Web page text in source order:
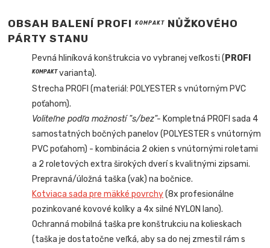
OBSAH BALENÍ PROFIKOMPAKT NŮŽKOVÉHO
PÁRTY STANU
Pevná hliníková konštrukcia vo vybranej veľkosti ( PROFI
KOMPAKTvarianta).
Strecha PROFI (materiál: POLYESTER s vnútorným PVC
poťahom).
Voliteľne podľa možností "s/bez"- Kompletná PROFI sada 4
samostatných bočných panelov (POLYESTER s vnútorným
PVC poťahom) - kombinácia 2 okien s vnútornými roletami
a 2 roletových extra širokých dverí s kvalitnými zipsami.
Prepravná/úložná taška (vak) na bočnice.
Kotviaca sada pre mäkké povrchy(8x profesionálne
pozinkované kovové kolíky a 4x silné NYLON lano).
Ochranná mobilná taška pre konštrukciu na kolieskach
(taška je dostatočne veľká, aby sa do nej zmestil rám s